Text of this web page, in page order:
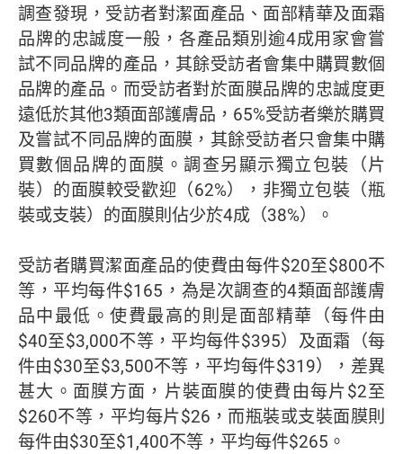
調查發現，受訪者對潔面產品、面部精華及面霜
品牌的忠誠度一般，各產品類別逾4成用家會嘗
試不同品牌的產品，其餘受訪者會集中購買數個
品牌的產品。而受訪者對於面膜品牌的忠誠度更
遠低於其他3類面部護膚品，65%受訪者樂於購買
及嘗試不同品牌的面膜，其餘受訪者只會集中購
買數個品牌的面膜。調查另顯示獨立包裝（片
裝）的面膜較受歡迎（62%），非獨立包裝（瓶
裝或支裝）的面膜則佔少於4成（38%）。
受訪者購買潔面產品的使費由每件$20至$800不
等，平均每件$165，為是次調查的4類面部護膚
品中最低。使費最高的則是面部精華（每件由
$40至$3,000不等，平均每件$395）及面霜（每
件由$30至$3,500不等，平均每件$319），差異
甚大。面膜方面，片裝面膜的使費由每片$2至
$260不等，平均每片$26，而瓶裝或支裝面膜則
每件由$30至$1,400不等，平均每件$265。